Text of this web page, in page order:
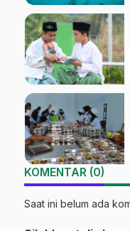
KOMENTAR (0)
Saat ini belum ada